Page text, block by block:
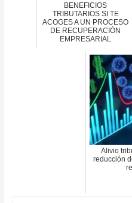
BENEFICIOS
TRIBUTARIOS SI TE
ACOGES A UN PROCESO
DE RECUPERACIÓN
EMPRESARIAL
Alivio
reducción